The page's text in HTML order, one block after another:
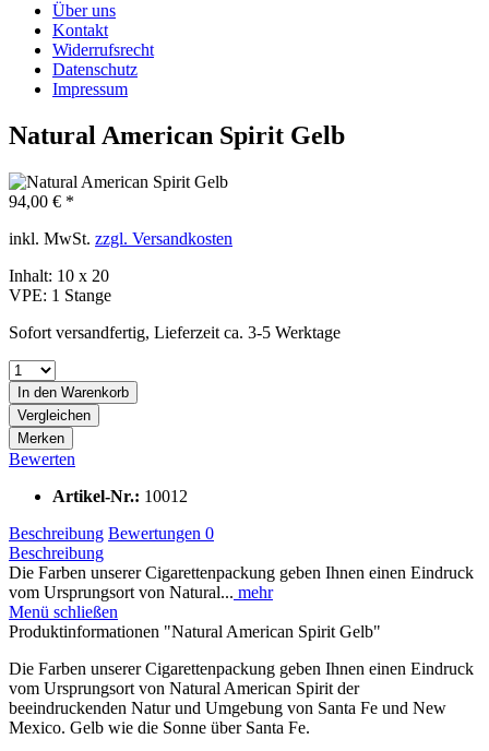
Über uns
Kontakt
Widerrufsrecht
Datenschutz
Impressum
Natural American Spirit Gelb
94,00 € *
inkl. MwSt. zzgl. Versandkosten
Inhalt: 10 x 20
VPE: 1 Stange
Sofort versandfertig, Lieferzeit ca. 3-5 Werktage
In den Warenkorb
Vergleichen
Merken
Bewerten
Artikel-Nr.: 10012
Beschreibung Bewertungen 0
Beschreibung
Die Farben unserer Cigarettenpackung geben Ihnen einen Eindruck
vom Ursprungsort von Natural... mehr
Menü schließen
Produktinformationen "Natural American Spirit Gelb"
Die Farben unserer Cigarettenpackung geben Ihnen einen Eindruck
vom Ursprungsort von Natural American Spirit der
beeindruckenden Natur und Umgebung von Santa Fe und New
Mexico. Gelb wie die Sonne über Santa Fe.